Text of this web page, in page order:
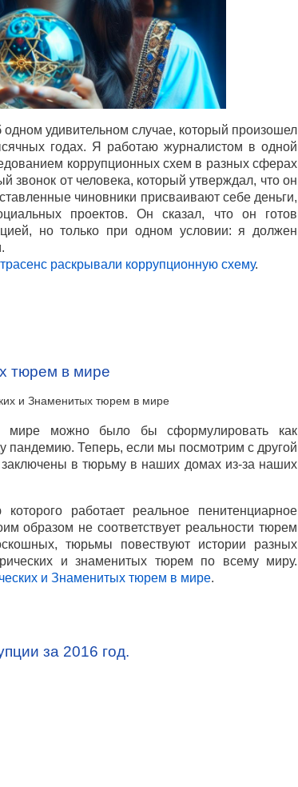
одном удивительном случае, который произошел
годах. Я работаю журналистом в одной
коррупционных схем в разных сферах
от человека, который утверждал, что он
чиновники присваивают себе деньги,
проектов. Он сказал, что он готов
но только при одном условии: я должен
раскрывали коррупционную схему.
тюрем в мире
можно было бы сформулировать как
пандемию. Теперь, если мы посмотрим с другой
в тюрьму в наших домах из-за наших
работает реальное пенитенциарное
образом не соответствует реальности тюрем
тюрьмы повествуют истории разных
и знаменитых тюрем по всему миру.
и Знаменитых тюрем в мире.
за 2016 год.